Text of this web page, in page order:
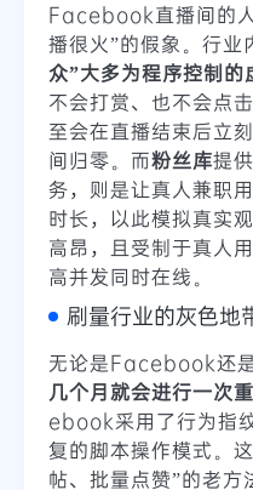
Facebook直播间的
播很火”的假象。行业
众”大多为程序控制的
不会打赏、也不会点
至会在直播结束后立
间归零。而粉丝库提
务，则是让真人兼职
时长，以此模拟真实
高昂，且受制于真人
高并发同时在线。
刷量行业的灰色地
无论是Facebook还是
几个月就会进行一次
ebook采用了行为指
复的脚本操作模式。
帖、批量点赞”的老方